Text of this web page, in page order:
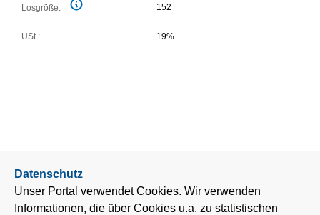
Losgröße: 152
USt.: 19%
Datenschutz
Unser Portal verwendet Cookies. Wir verwenden
Informationen, die über Cookies u.a. zu statistischen